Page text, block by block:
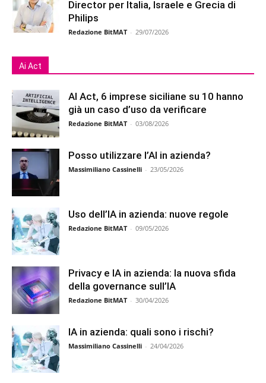
Director per Italia, Israele e Grecia di
Philips
Redazione BitMAT - 29/07/2026
Ai Act
AI Act, 6 imprese siciliane su 10 hanno
già un caso d’uso da verificare
Redazione BitMAT - 03/08/2026
Posso utilizzare l’AI in azienda?
Massimiliano Cassinelli - 23/05/2026
Uso dell’IA in azienda: nuove regole
Redazione BitMAT - 09/05/2026
Privacy e IA in azienda: la nuova sfida
della governance sull’IA
Redazione BitMAT - 30/04/2026
IA in azienda: quali sono i rischi?
Massimiliano Cassinelli - 24/04/2026